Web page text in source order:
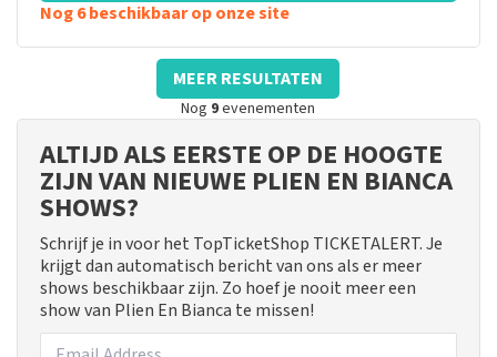
Nog 6 beschikbaar op onze site
MEER RESULTATEN
Nog 9evenementen
ALTIJD ALS EERSTE OP DE HOOGTE
ZIJN VAN NIEUWE PLIEN EN BIANCA
SHOWS?
Schrijf je in voor het TopTicketShop TICKETALERT. Je
krijgt dan automatisch bericht van ons als er meer
shows beschikbaar zijn. Zo hoef je nooit meer een
show van Plien En Bianca te missen!